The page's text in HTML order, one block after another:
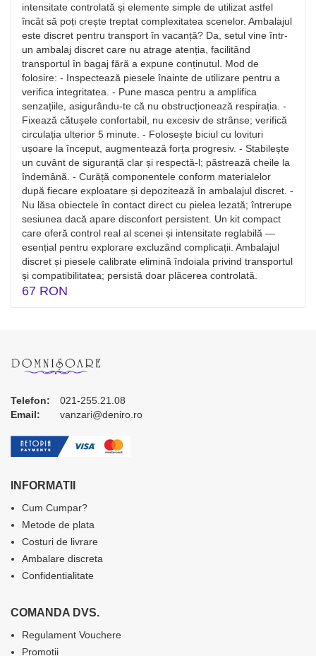
intensitate controlată și elemente simple de utilizat astfel
încât să poți crește treptat complexitatea scenelor. Ambalajul
este discret pentru transport în vacanță? Da, setul vine într-
un ambalaj discret care nu atrage atenția, facilitând
transportul în bagaj fără a expune conținutul. Mod de
folosire: - Inspectează piesele înainte de utilizare pentru a
verifica integritatea. - Pune masca pentru a amplifica
senzațiile, asigurându-te că nu obstrucționează respirația. -
Fixează cătușele confortabil, nu excesiv de strânse; verifică
circulația ulterior 5 minute. - Folosește biciul cu lovituri
ușoare la început, augmentează forța progresiv. - Stabilește
un cuvânt de siguranță clar și respectă-l; păstrează cheile la
îndemână. - Curăță componentele conform materialelor
după fiecare exploatare și depozitează în ambalajul discret. -
Nu lăsa obiectele în contact direct cu pielea lezată; întrerupe
sesiunea dacă apare disconfort persistent. Un kit compact
care oferă control real al scenei și intensitate reglabilă —
esențial pentru explorare excluzând complicații. Ambalajul
discret și piesele calibrate elimină îndoiala privind transportul
și compatibilitatea; persistă doar plăcerea controlată.
67 RON
Telefon:
021-255.21.08
Email:
vanzari@deniro.ro
INFORMATII
Cum Cumpar?
Metode de plata
Costuri de livrare
Ambalare discreta
Confidentialitate
COMANDA DVS.
Regulament Vouchere
Promotii